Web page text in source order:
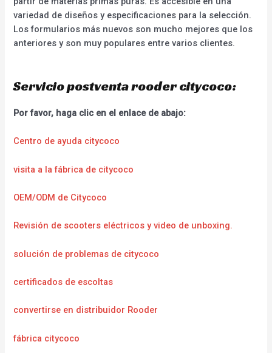
variedad de diseños y especificaciones para la selección.
Los formularios más nuevos son mucho mejores que los
anteriores y son muy populares entre varios clientes.
Servicio postventa rooder citycoco:
Por favor, haga clic en el enlace de abajo:
Centro de ayuda citycoco
visita a la fábrica de citycoco
OEM/ODM de Citycoco
Revisión de scooters eléctricos y video de unboxing.
solución de problemas de citycoco
certificados de escoltas
convertirse en distribuidor Rooder
fábrica citycoco